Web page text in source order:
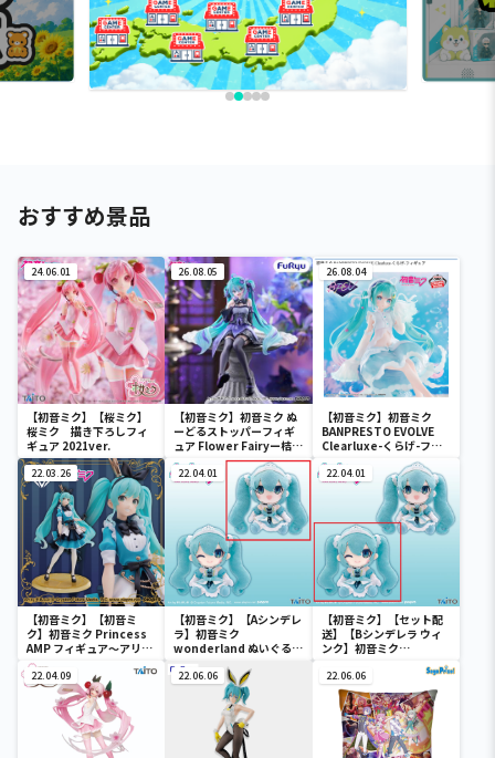
おすすめ景品
24.06.01
【初音ミク】【桜ミク】
桜ミク 描き下ろしフィ
ギュア 2021ver.
26.08.05
【初音ミク】初音ミク ぬ
ーどるストッパーフィギ
ュア Flower Fairyー桔梗
ー
26.08.04
【初音ミク】初音ミク
BANPRESTO EVOLVE
Clearluxe-くらげ-フィ
ギュア
22.03.26
【初音ミク】【初音ミ
ク】初音ミク Princess
AMP フィギュア～アリス
ver.～
22.04.01
【初音ミク】【Aシンデレ
ラ】初音ミク
wonderland ぬいぐるみ
22.04.01
【初音ミク】【セット配
送】【Bシンデレラ ウィ
ンク】初音ミク
wonderland ぬいぐるみ
vol.4
22.04.09 22.06.06 22.06.06